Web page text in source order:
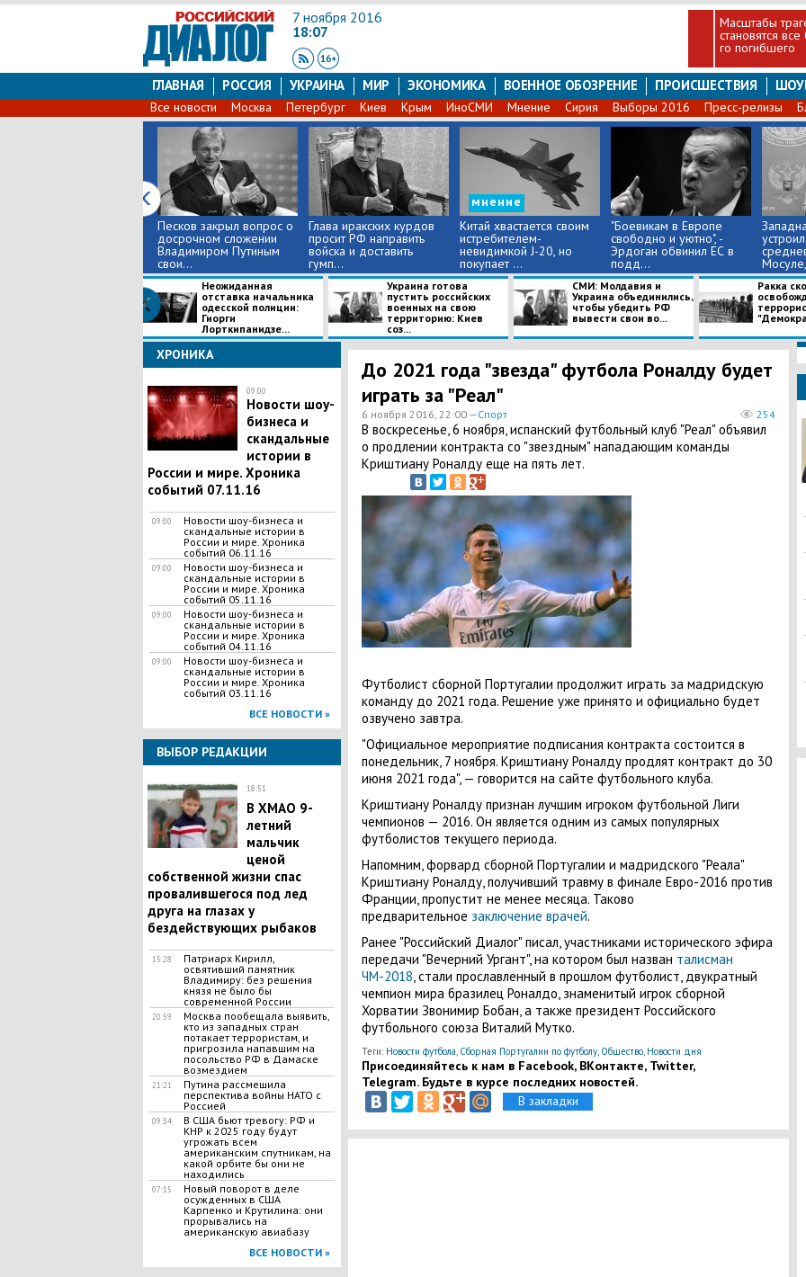
7 ноября 2016
18:07
Масштабы
становятся
го погибшего
ГЛАВНАЯ РОССИЯ УКРАИНА МИР ЭКОНОМИКА ВОЕННОЕ ОБОЗРЕНИЕ ПРОИСШЕСТВИЯ
Все новости Москва Петербург Киев Крым ИноСМИ Мнение Сирия Выборы 2016 Пресс-релизы
Песков закрыл вопрос о
досрочном сложении
Владимиром Путиным
свои...
Глава иракских курдов
просит РФ направить
войска и доставить
гумп...
мнение
Китай хвастается своим
истребителем-
невидимкой J-20, но
покупает ...
"Боевикам в Европе
свободно и уютно", -
Эрдоган обвинил ЕС в
подд...
Неожиданная
отставка начальника
одесской полиции:
Гиорги
Лорткипанидзе...
Украина готова
пустить российских
военных на свою
территорию: Киев
соз...
СМИ: Молдавия и
Украина объединились,
чтобы убедить РФ
вывести свои во...
Ракка
ХРОНИКА
09:00
Новости шоу-
бизнеса и
скандальные
истории в
России и мире. Хроника
событий 07.11.16
09:00
Новости шоу-бизнеса и
скандальные истории в
России и мире. Хроника
событий 06.11.16
09:00
Новости шоу-бизнеса и
скандальные истории в
России и мире. Хроника
событий 05.11.16
09:00
Новости шоу-бизнеса и
скандальные истории в
России и мире. Хроника
событий 04.11.16
09:00
Новости шоу-бизнеса и
скандальные истории в
России и мире. Хроника
событий 03.11.16
ВСЕ НОВОСТИ »
ВЫБОР РЕДАКЦИИ
18:51
В ХМАО 9-
летний
мальчик
ценой
собственной жизни спас
провалившегося под лед
друга на глазах у
бездействующих рыбаков
15:28
Патриарх Кирилл,
освятивший памятник
Владимиру: без решения
князя не было бы
современной России
20:59
Москва пообещала выявить,
кто из западных стран
потакает террористам, и
пригрозила напавшим на
посольство РФ в Дамаске
возмездием
21:21
Путина рассмешила
перспектива войны НАТО с
Россией
09:34
В США бьют тревогу: РФ и
КНР к 2025 году будут
угрожать всем
американским спутникам, на
какой орбите бы они не
находились
07:15
Новый поворот в деле
осужденных в США
Карпенко и Крутилина: они
прорывались на
американскую авиабазу
ВСЕ НОВОСТИ »
До 2021 года "звезда" футбола Роналду будет
играть за "Реал"
6 ноября 2016, 22:00 —Спорт 254
В воскресенье, 6 ноября, испанский футбольный клуб "Реал" объявил
о продлении контракта со "звездным" нападающим команды
Криштиану Роналду еще на пять лет.
Футболист сборной Португалии продолжит играть за мадридскую
команду до 2021 года. Решение уже принято и официально будет
озвучено завтра.
"Официальное мероприятие подписания контракта состоится в
понедельник, 7 ноября. Криштиану Роналду продлят контракт до 30
июня 2021 года", — говорится на сайте футбольного клуба.
Криштиану Роналду признан лучшим игроком футбольной Лиги
чемпионов — 2016. Он является одним из самых популярных
футболистов текущего периода.
Напомним, форвард сборной Португалии и мадридского "Реала"
Криштиану Роналду, получивший травму в финале Евро-2016 против
Франции, пропустит не менее месяца. Таково
предварительное заключение врачей.
Ранее "Российский Диалог" писал, участниками исторического эфира
передачи "Вечерний Ургант", на котором был назван талисман
ЧМ-2018 , стали прославленный в прошлом футболист, двукратный
чемпион мира бразилец Роналдо, знаменитый игрок сборной
Хорватии Звонимир Бобан, а также президент Российского
футбольного союза Виталий Мутко.
Теги: Новости футбола Сборная Португалии по футболу, Общество, Новости дня
Присоединяйтесь к нам в Facebook, ВКонтакте, Twitter,
Telegram. Будьте в курсе последних новостей.
В закладки